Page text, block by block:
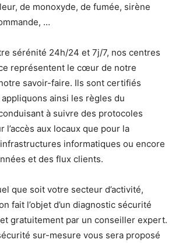
de monoxyde, de fumée, sirène
…
sérénité 24h/24 et 7j/7, nos centres
représentent le cœur de notre
savoir-faire. Ils sont certifiés
appliquons ainsi les règles du
à suivre des protocoles
l’accès aux locaux que pour la
informatiques ou encore
et des flux clients.
que soit votre secteur d’activité,
fait l’objet d’un diagnostic sécurité
gratuitement par un conseiller expert.
sur-mesure vous sera proposé